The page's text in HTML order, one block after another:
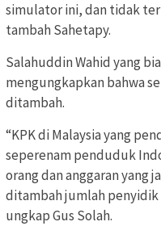
simulator ini, dan tidak
tambah Sahetapy.
Salahuddin Wahid yang
mengungkapkan bahwa
ditambah.
“KPK di Malaysia yang
seperenam penduduk
orang dan anggaran yang
ditambah jumlah penyidik
ungkap Gus Solah.